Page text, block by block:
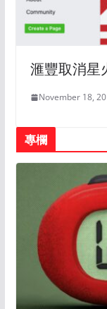
滙豐取消星
November 18,
專欄